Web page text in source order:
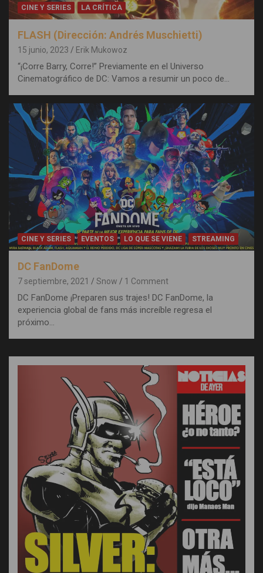
CINE Y SERIES LA CRÍTICA
FLASH (Dirección: Andrés Muschietti)
15 junio, 2023 Erik Mukowoz
“¡Corre Barry, Corre!” Previamente en el Universo
Cinematográfico de DC: Vamos a resumir un poco de…
CINE Y SERIES EVENTOS LO QUE SE VIENE STREAMING
DC FanDome
7 septiembre, 2021 Snow 1 Comment
DC FanDome ¡Preparen sus trajes! DC FanDome, la
experiencia global de fans más increíble regresa el
próximo…